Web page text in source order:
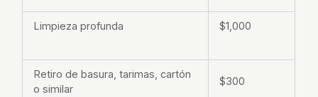
Limpieza profunda $1,000
Retiro de basura, tarimas, cartón
o similar
$300